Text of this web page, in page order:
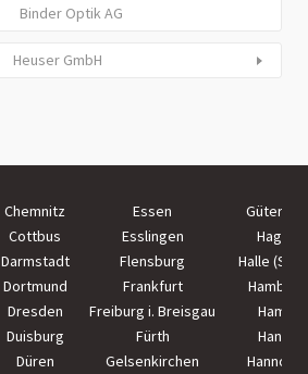
Binder Optik AG
Heuser GmbH
Chemnitz Essen
Cottbus Esslingen
Hagen
Darmstadt Flensburg
Halle
Dortmund Frankfurt
Hamburg
Dresden Freiburg i. Breisgau
Hamm
Duisburg Fürth
Hanau
Düren Gelsenkirchen Hannover